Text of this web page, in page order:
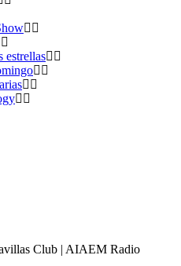
estrellas
Club | AIAEM Radio